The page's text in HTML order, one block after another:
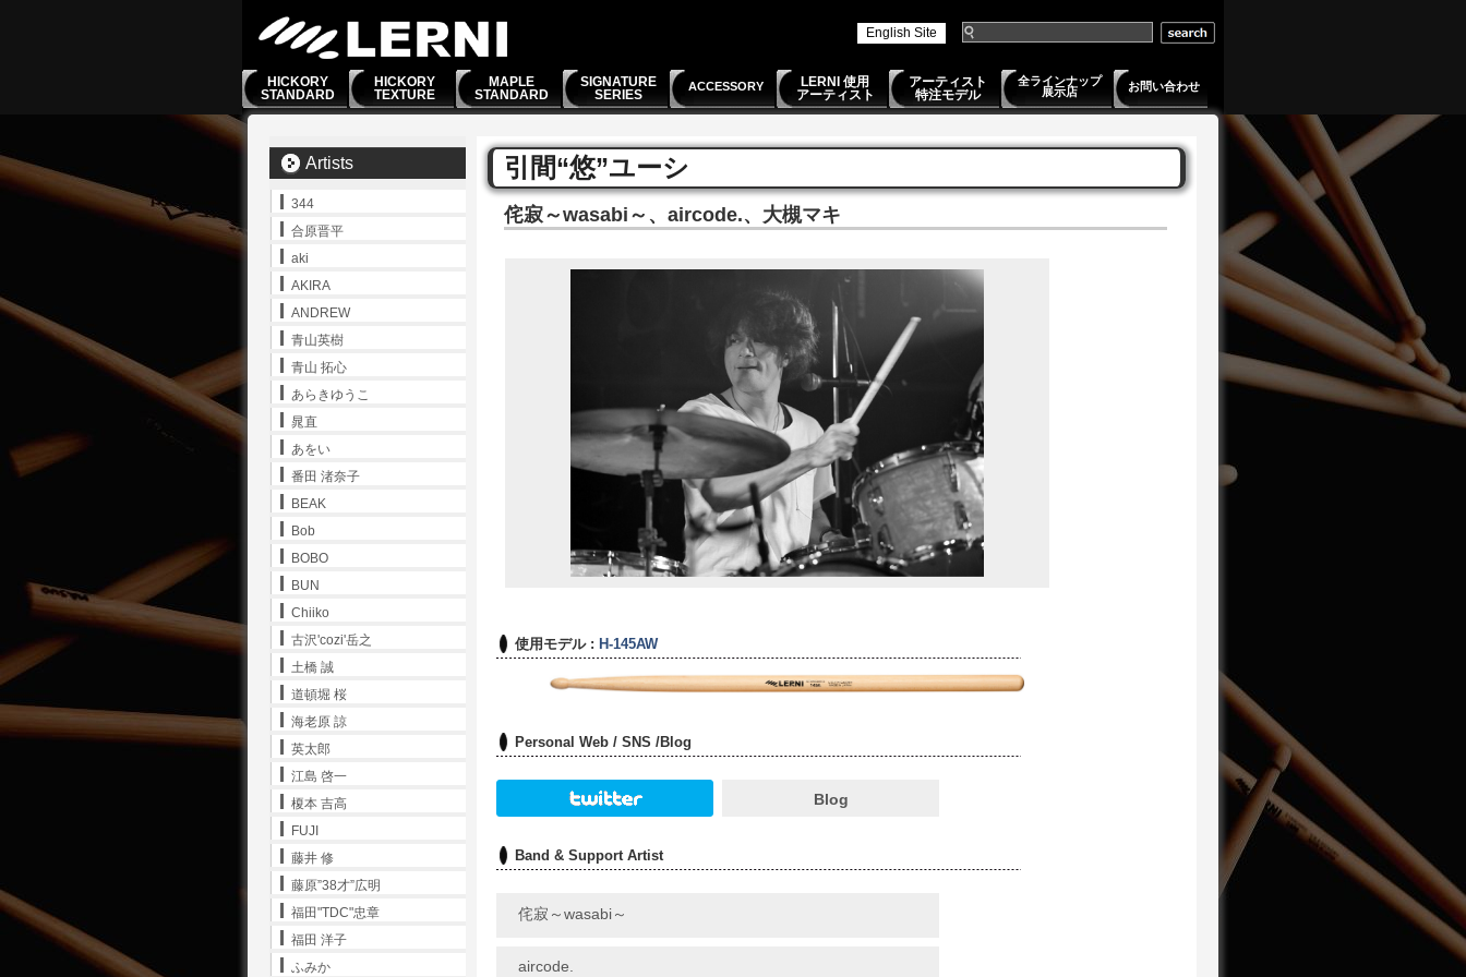
English Site
HICKORY
STANDARD
HICKORY
TEXTURE
MAPLE
STANDARD
SIGNATURE
SERIES
ACCESSORY
LERNI 使用
アーティスト
アーティスト
特注モデル
全ラインナップ
展示店
お問い合わせ
引間“悠”ユーシ
侘寂～wasabi～、aircode.、大槻マキ
使用モデル : H-145AW
Personal Web / SNS /Blog
Blog
Band & Support Artist
侘寂～wasabi～
aircode.
Artists
344
合原晋平
aki
AKIRA
ANDREW
青山英樹
青山 拓心
あらきゆうこ
晁直
あをい
番田 渚奈子
BEAK
Bob
BOBO
BUN
Chiiko
古沢'cozi'岳之
土橋 誠
道頓堀 桜
海老原 諒
英太郎
江島 啓一
榎本 吉高
FUJI
藤井 修
藤原”38才”広明
福田"TDC"忠章
福田 洋子
ふみか